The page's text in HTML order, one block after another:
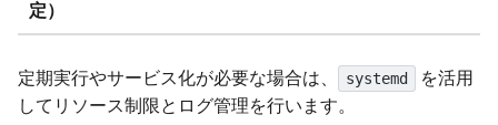
定）
定期実行やサービス化が必要な場合は、 systemd
を活用
してリソース制限とログ管理を行います。